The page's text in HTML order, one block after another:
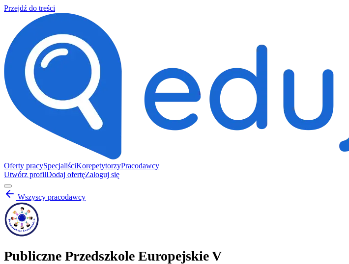
Przejdź do treści
Oferty pracySpecjaliściKorepetytorzyPracodawcy
Utwórz profilDodaj ofertęZaloguj się
Wszyscy pracodawcy
Publiczne Przedszkole Europejskie V